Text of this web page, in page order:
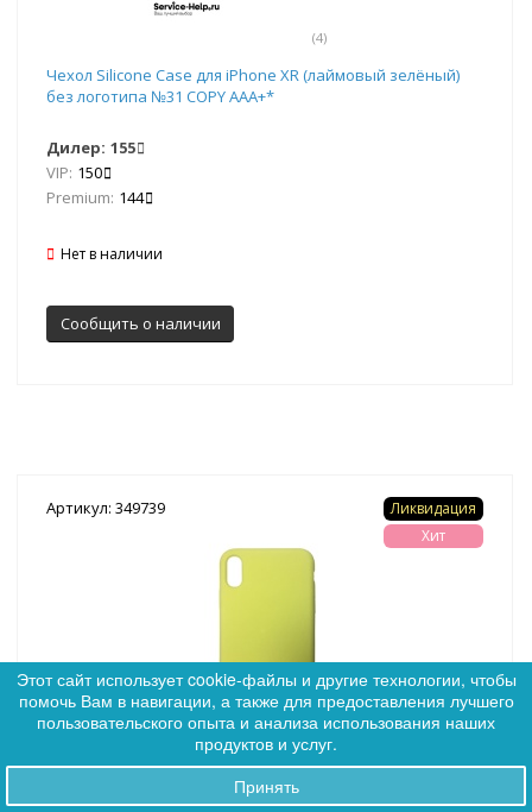
0
(4)
Чехол Silicone Case для iPhone XR (лаймовый зелёный)
без логотипа №31 COPY AAA+*
Дилер: 155
VIP: 150
Premium: 144
Нет в наличии
Сообщить о наличии
Артикул: 349739
Ликвидация
Хит
Этот сайт использует cookie-файлы и другие технологии, чтобы
помочь Вам в навигации, а также для предоставления лучшего
пользовательского опыта и анализа использования наших
продуктов и услуг.
Принять